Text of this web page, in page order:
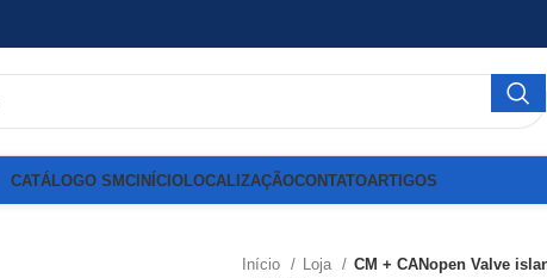
CATÁLOGO SMCINÍCIOLOCALIZAÇÃOCONTATOARTIGOS
Início Loja CM + CANopen Valve